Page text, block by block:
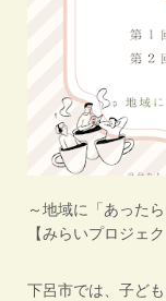
～地域に「あった
【みらいプロジェ
下呂市では、子ど